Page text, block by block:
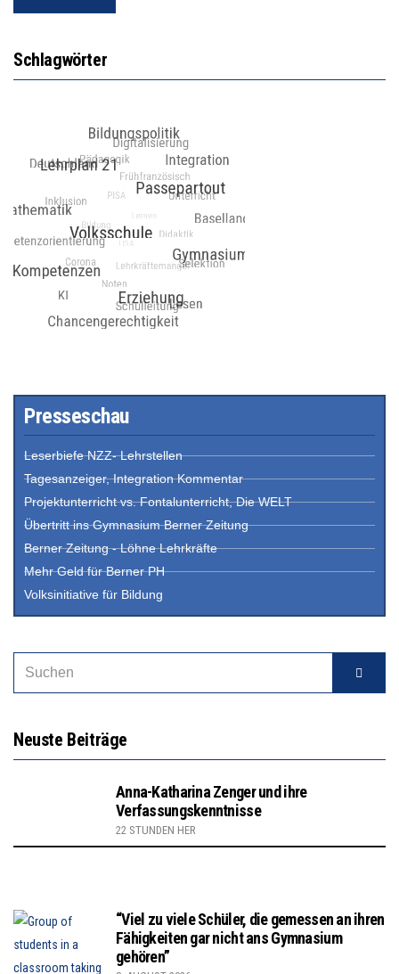
Schlagwörter
Presseschau
Leserbiefe NZZ- Lehrstellen
Tagesanzeiger, Integration Kommentar
Projektunterricht vs. Fontalunterricht, Die WELT
Übertritt ins Gymnasium Berner Zeitung
Berner Zeitung - Löhne Lehrkräfte
Mehr Geld für Berner PH
Volksinitiative für Bildung
Neuste Beiträge
Anna-Katharina Zenger und ihre
Verfassungskenntnisse
22 STUNDEN HER
“Viel zu viele Schüler, die gemessen an ihren
Fähigkeiten gar nicht ans Gymnasium
gehören”